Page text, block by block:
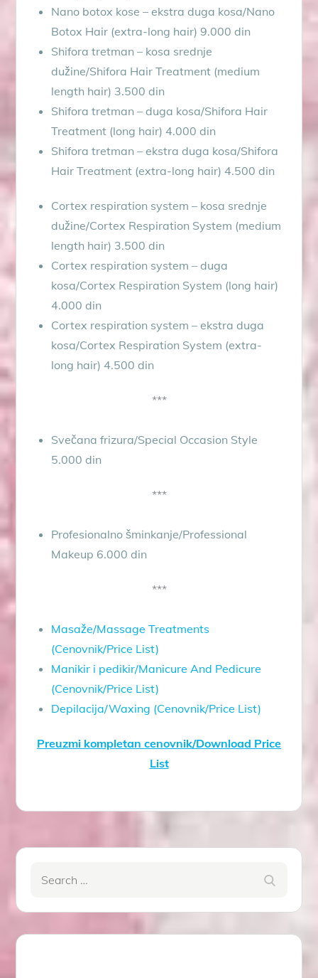
Nano botox kose – ekstra duga kosa/Nano
Botox Hair (extra-long hair) 9.000 din
Shifora tretman – kosa srednje
dužine/Shifora Hair Treatment (medium
length hair) 3.500 din
Shifora tretman – duga kosa/Shifora Hair
Treatment (long hair) 4.000 din
Shifora tretman – ekstra duga kosa/Shifora
Hair Treatment (extra-long hair) 4.500 din
Cortex respiration system – kosa srednje
dužine/Cortex Respiration System (medium
length hair) 3.500 din
Cortex respiration system – duga
kosa/Cortex Respiration System (long hair)
4.000 din
Cortex respiration system – ekstra duga
kosa/Cortex Respiration System (extra-
long hair) 4.500 din
***
Svečana frizura/Special Occasion Style
5.000 din
***
Profesionalno šminkanje/Professional
Makeup 6.000 din
***
Masaže/Massage Treatments
(Cenovnik/Price List)
Manikir i pedikir/Manicure And Pedicure
(Cenovnik/Price List)
Depilacija/Waxing (Cenovnik/Price List)
Preuzmi kompletan cenovnik/Download Price
List